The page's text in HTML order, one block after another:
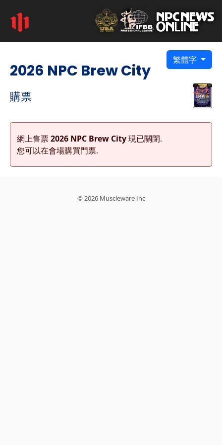
繁體字
2026 NPC Brew City
購票
網上售票2026 NPC Brew City現已關閉.
您可以在會場購買門票.
© 2026 Muscleware Inc